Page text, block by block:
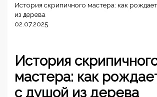
История скрипичного мастера: как
из дерева
02.07.2025
История
мастера: как
с душой из дерева